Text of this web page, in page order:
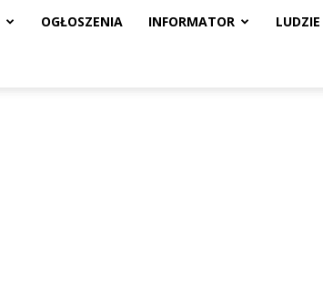
OGŁOSZENIA INFORMATOR LUDZIE